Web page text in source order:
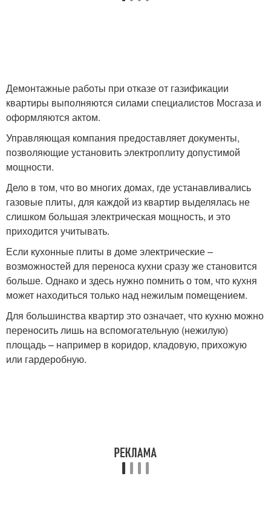
Демонтажные работы при отказе от газификации
квартиры выполняются силами специалистов Мосгаза и
оформляются актом.
Управляющая компания предоставляет документы,
позволяющие установить электроплиту допустимой
мощности.
Дело в том, что во многих домах, где устанавливались
газовые плиты, для каждой из квартир выделялась не
слишком большая электрическая мощность, и это
приходится учитывать.
Если кухонные плиты в доме электрические –
возможностей для переноса кухни сразу же становится
больше. Однако и здесь нужно помнить о том, что кухня
может находиться только над нежилым помещением.
Для большинства квартир это означает, что кухню можно
переносить лишь на вспомогательную (нежилую)
площадь – например в коридор, кладовую, прихожую
или гардеробную.